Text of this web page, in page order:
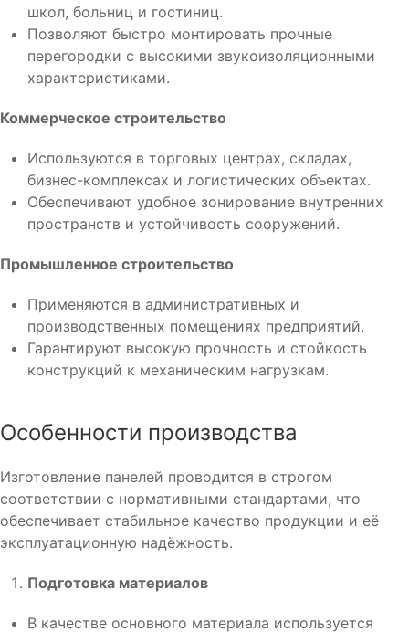
школ, больниц и гостиниц.
Позволяют быстро монтировать прочные
перегородки с высокими звукоизоляционными
характеристиками.
Коммерческое строительство
Используются в торговых центрах, складах,
бизнес-комплексах и логистических объектах.
Обеспечивают удобное зонирование внутренних
пространств и устойчивость сооружений.
Промышленное строительство
Применяются в административных и
производственных помещениях предприятий.
Гарантируют высокую прочность и стойкость
конструкций к механическим нагрузкам.
Особенности производства
Изготовление панелей проводится в строгом
соответствии с нормативными стандартами, что
обеспечивает стабильное качество продукции и её
эксплуатационную надёжность.
Подготовка материалов
В качестве основного материала используется